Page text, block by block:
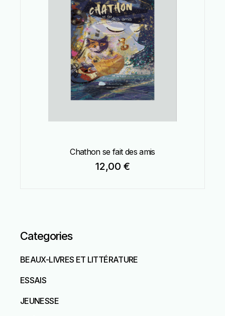
Chathon se fait des amis
12,00 €
Categories
BEAUX-LIVRES ET LITTÉRATURE
ESSAIS
JEUNESSE